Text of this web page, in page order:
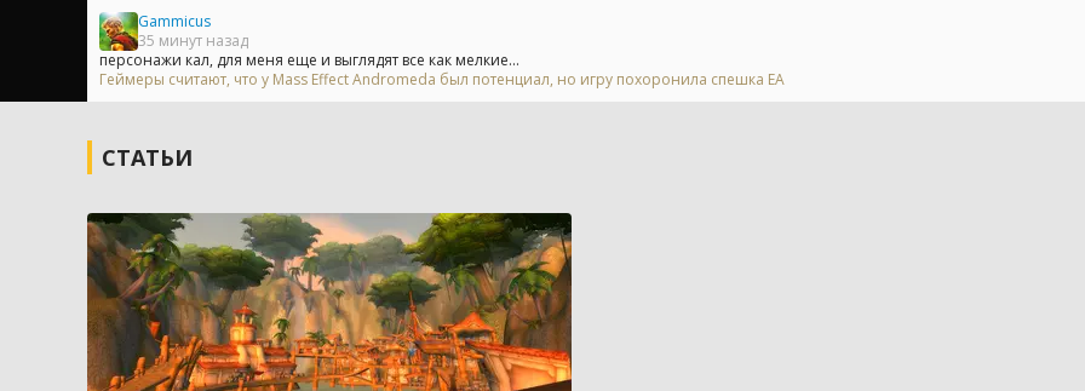
Gammicus
35 минут назад
персонажи кал, для меня еще и выглядят все как мелкие...
Геймеры считают, что у Mass Effect Andromeda был потенциал, но игру похоронила спешка EA
СТАТЬИ